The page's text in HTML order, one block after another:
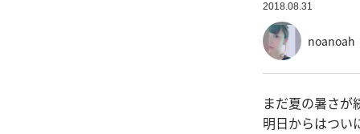
2018.08.31
noanoah
まだ夏の暑さが
明日からはつい